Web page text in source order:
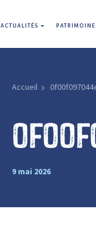
ACTUALITÉS PATRIMOINE
Accueil
9 mai 2026